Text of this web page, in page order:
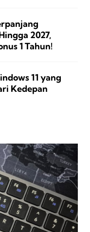
2027,
1 Tahun!
11 yang
Kedepan